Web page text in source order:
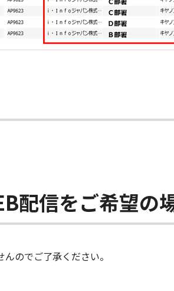
配信をご希望の
のでご了承ください。